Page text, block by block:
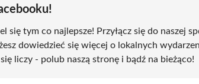
się tym co najlepsze! Przyłącz się do naszej
dowiedzieć się więcej o lokalnych
liczy - polub naszą stronę i bądź na bieżąco!